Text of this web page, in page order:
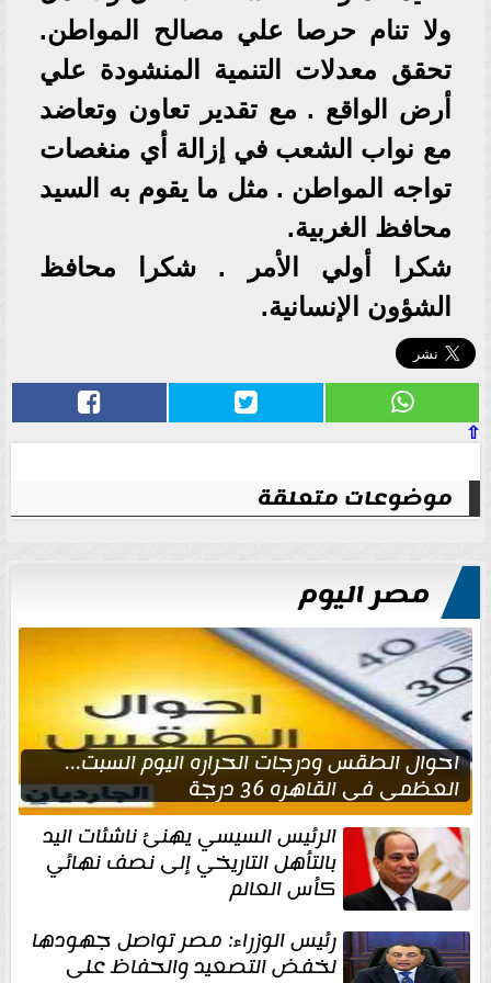
ولا تنام حرصا علي مصالح المواطن.
تحقق معدلات التنمية المنشودة علي
أرض الواقع . مع تقدير تعاون وتعاضد
مع نواب الشعب في إزالة أي منغصات
تواجه المواطن . مثل ما يقوم به السيد
محافظ الغربية.
شكرا أولي الأمر . شكرا محافظ
الشؤون الإنسانية.
⇧
موضوعات متعلقة
مصر اليوم
احوال الطقس ودرجات الحراره اليوم السبت...
العظمى في القاهره 36 درجة
الرئيس السيسي يهنئ ناشئات اليد
بالتأهل التاريخي إلى نصف نهائي
كأس العالم
رئيس الوزراء: مصر تواصل جهودها
لخفض التصعيد والحفاظ على